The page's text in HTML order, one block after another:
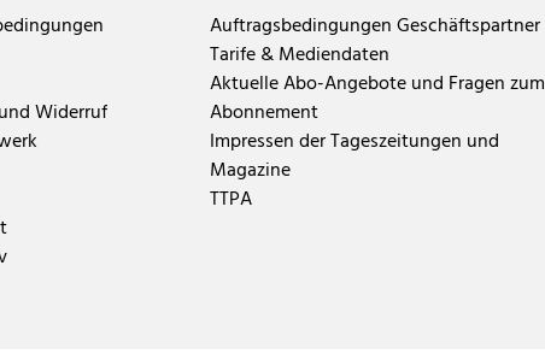
Widerruf
Auftragsbedingungen Geschäftspartner
Tarife & Mediendaten
Aktuelle Abo-Angebote und Fragen zum
Abonnement
Impressen der Tageszeitungen und
Magazine
TTPA